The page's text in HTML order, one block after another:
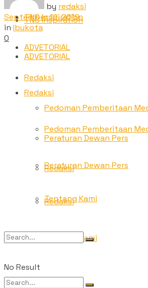
TNC Inspiration
ADVETORIAL
Redaksi
Pedoman Pemberitaan
Peraturan Dewan Pers
Redaksi
Tentang Kami
TNC Inspiration
ADVETORIAL
Redaksi
Pedoman Pemberitaan
Peraturan Dewan Pers
Redaksi
Tentang Kami
No Result
by redaksi
September 12, 2019
in Ibukota
0